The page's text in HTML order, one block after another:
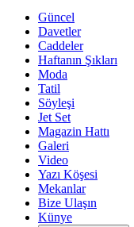
Güncel
Davetler
Caddeler
Haftanın Şıkları
Moda
Tatil
Söyleşi
Jet Set
Magazin Hattı
Galeri
Video
Yazı Köşesi
Mekanlar
Bize Ulaşın
Künye